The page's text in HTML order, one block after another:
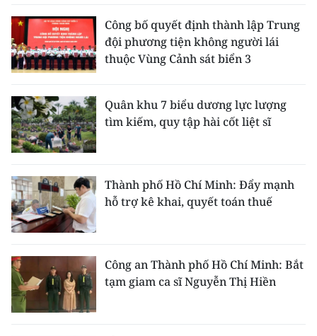
Công bố quyết định thành lập Trung
đội phương tiện không người lái
thuộc Vùng Cảnh sát biển 3
Quân khu 7 biểu dương lực lượng
tìm kiếm, quy tập hài cốt liệt sĩ
Thành phố Hồ Chí Minh: Đẩy mạnh
hỗ trợ kê khai, quyết toán thuế
Công an Thành phố Hồ Chí Minh: Bắt
tạm giam ca sĩ Nguyễn Thị Hiền